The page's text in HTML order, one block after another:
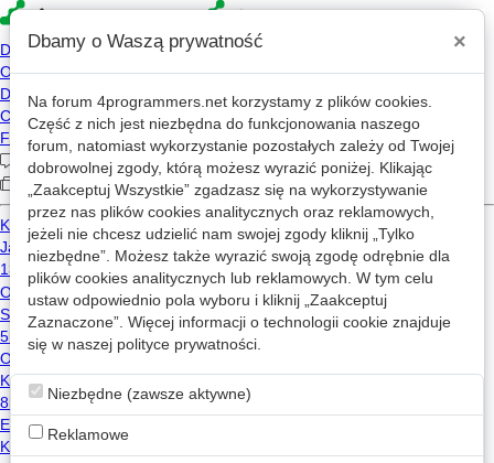
4p
Forum
Kategorie Wszystkie
25 4.6k
dev123 2025-07-10 11:05
1 326
pradoslaw 2025-07-10 11:35
gdzie znaleźć brakujacy plik do zbudowania projektuwJava
Dbamy o Waszą prywatność ×
Na forum 4programmers.net korzystamy z plików cookies.
Część z nich jest niezbędna do funkcjonowania naszego
forum, natomiast wykorzystanie pozostałych zależy od Twojej
dobrowolnej zgody, którą możesz wyrazić poniżej. Klikając
„Zaakceptuj Wszystkie” zgadzasz się na wykorzystywanie
przez nas plików cookies analitycznych oraz reklamowych,
jeżeli nie chcesz udzielić nam swojej zgody kliknij „Tylko
niezbędne”. Możesz także wyrazić swoją zgodę odrębnie dla
plików cookies analitycznych lub reklamowych. W tym celu
ustaw odpowiednio pola wyboru i kliknij „Zaakceptuj
Zaznaczone”. Więcej informacji o technologii cookie znajduje
się w naszej polityce prywatności.
Niezbędne (zawsze aktywne)
Reklamowe